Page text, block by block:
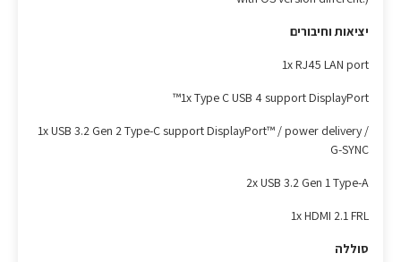
יציאות וחיבורים
1x RJ45 LAN port
1x Type C USB 4 support DisplayPort™
1x USB 3.2 Gen 2 Type-C support DisplayPort™ / power delivery /
G-SYNC
2x USB 3.2 Gen 1 Type-A
1x HDMI 2.1 FRL
סוללה